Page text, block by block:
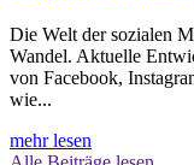
Die Welt der sozialen
Wandel. Aktuelle
von Facebook,
wie...
mehr lesen